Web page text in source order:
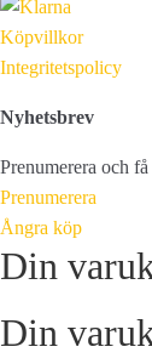
Köpvillkor
Integritetspolicy
Nyhetsbrev
Prenumerera och
Prenumerera
Ångra köp
Din
Din